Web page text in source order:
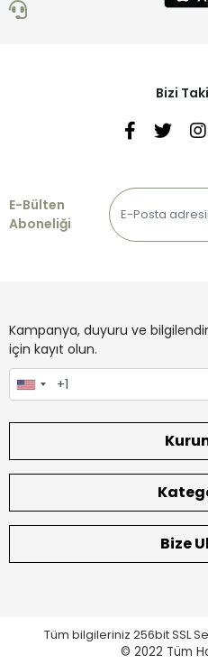
Bizi
E-Bülten
Aboneliği
Kampanya, duyuru ve
için kayıt olun.
Bize
Tüm bilgileriniz 256bit SSL
© 2022 Tüm